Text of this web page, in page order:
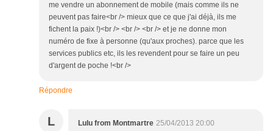
me vendre un abonnement de mobile (mais comme ils ne
peuvent pas faire<br /> mieux que ce que j'ai déjà, ils me
fichent la paix !)<br /> <br /> <br /> et je ne donne mon
numéro de fixe à personne (qu'aux proches). parce que les
services publics etc, ils les revendent pour se faire un peu
d'argent de poche !<br />
Répondre
L Lulu from Montmartre 25/04/2013 20:00